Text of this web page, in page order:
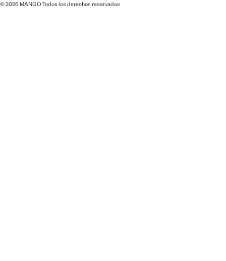
© 2026 MANGO Todos los derechos reservados